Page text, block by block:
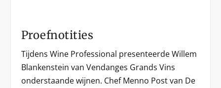
Proefnotities
Tijdens Wine Professional presenteerde Willem
Blankenstein van Vendanges Grands Vins
onderstaande wijnen. Chef Menno Post van De